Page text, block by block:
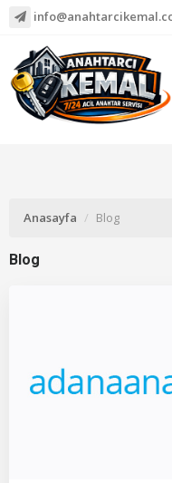
Anasayfa Blog
Blog